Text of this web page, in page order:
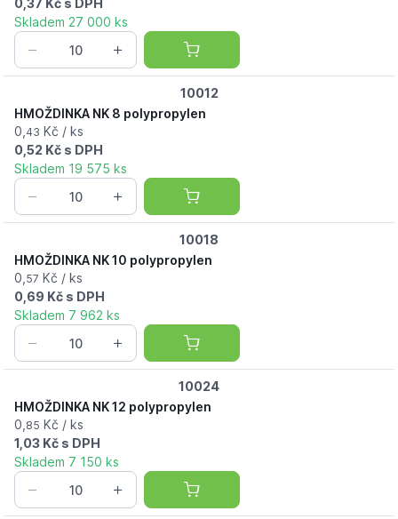
0,37 Kč s DPH
Skladem 27 000 ks
10012
HMOŽDINKA NK 8 polypropylen
0, 43 Kč / ks
0,52 Kč s DPH
Skladem 19 575 ks
10018
HMOŽDINKA NK 10 polypropylen
0, 57 Kč / ks
0,69 Kč s DPH
Skladem 7 962 ks
10024
HMOŽDINKA NK 12 polypropylen
0, 85 Kč / ks
1,03 Kč s DPH
Skladem 7 150 ks